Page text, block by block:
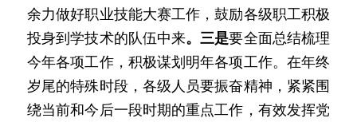
余力做好职业技能大赛工作，鼓励各级职工积极
投身到学技术的队伍中来。三是要全面总结梳理
今年各项工作，积极谋划明年各项工作。在年终
岁尾的特殊时段，各级人员要振奋精神，紧紧围
绕当前和今后一段时期的重点工作，有效发挥党